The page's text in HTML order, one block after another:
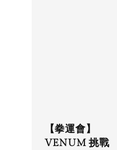
【拳運會】
VENUM 挑戰